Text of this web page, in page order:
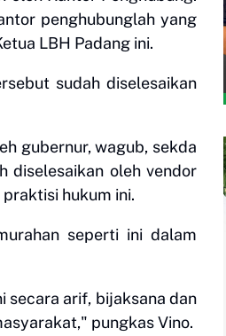
penghubunglah yang
LBH Padang ini.
sudah diselesaikan
gubernur, wagub, sekda
diselesaikan oleh vendor
hukum ini.
seperti ini dalam
secara arif, bijaksana dan
pungkas Vino.